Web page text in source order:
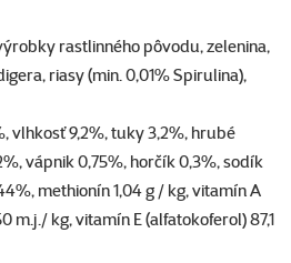
rastlinného pôvodu, zelenina,
riasy (min. 0,01% Spirulina),
vlhkosť 9,2%, tuky 3,2%, hrubé
vápnik 0,75%, horčík 0,3%, sodík
methionín 1,04 g / kg, vitamín A
m.j./ kg, vitamín E (alfatokoferol) 87,1